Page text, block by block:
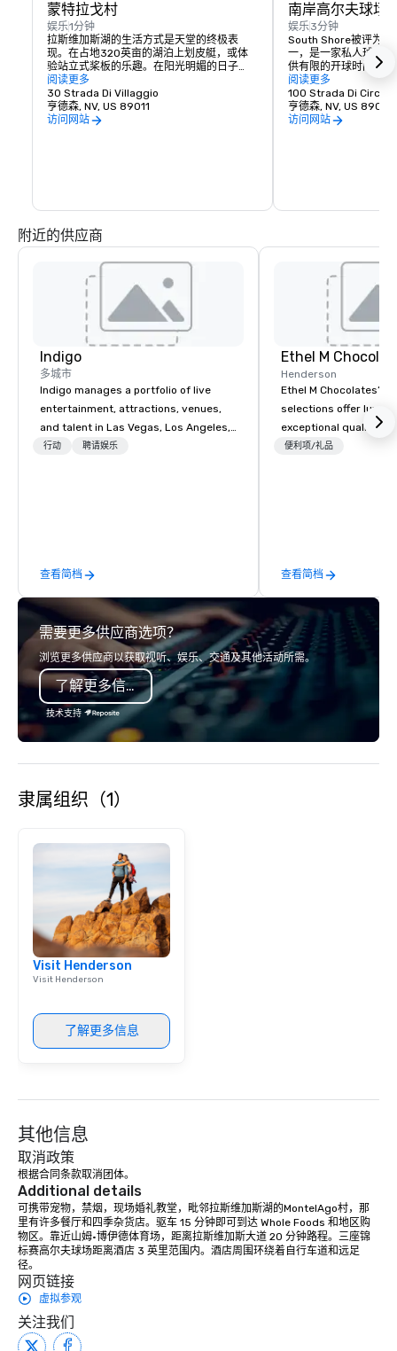
蒙特拉戈村
娱乐1分钟
拉斯维加斯湖的生活方式是天堂的终极表
现。在占地320英亩的湖泊上划皮艇，或体
验站立式桨板的乐趣。在阳光明媚的日子
里，乘坐达菲船放松一下，或者体验飞板或
喷气背包的刺激。提供全方位服务的码头意
味着您可以在特殊场合乘坐节日游艇巡游滑
入夕阳。您的冒险、休闲和休闲生活等着
阅读更多
30 Strada Di Villaggio
亨德森, NV, US 89011
访问网站
南岸高尔夫球场
娱乐3分钟
South Shore被评为美
一，是一家私人球场
供有限的开球时间。
和拉斯维加斯大道景
的高尔夫球手提供了
阅读更多
100 Strada Di Circolo
亨德森, NV, US 89011
访问网站
附近的供应商
Indigo
多城市
Indigo manages a portfolio of live
entertainment, attractions, venues,
and talent in Las Vegas, Los Angeles,
and Atlantic City. We specialize in
direct line of communication, and
unparalleled customer service.
行动 聘请娱乐
查看简档
Ethel M
Henderson
Ethel M Chocolates’
selections offer
exceptional quality,
ideal choice for
celebrating a
chocolate box from
Chocolates leaves a
impression. We also
sleeves for our
you to create a truly
便利项/礼品
查看简档
需要更多供应商选项？
浏览更多供应商以获取视听、娱乐、交通及其他活动所需。
了解更多信息
技术支持
隶属组织（1）
Visit Henderson
Visit Henderson
了解更多信息
其他信息
取消政策
根据合同条款取消团体。
Additional details
可携带宠物，禁烟，现场婚礼教堂，毗邻拉斯维加斯湖的MontelAgo村，那
里有许多餐厅和四季杂货店。驱车 15 分钟即可到达 Whole Foods 和地区购
物区。靠近山姆·博伊德体育场，距离拉斯维加斯大道 20 分钟路程。三座锦
标赛高尔夫球场距离酒店 3 英里范围内。酒店周围环绕着自行车道和远足
径。
网页链接
虚拟参观
关注我们